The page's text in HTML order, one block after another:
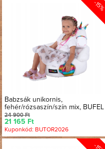
-15%
Babzsák unikornis,
fehér/rózsaszín/szín mix, BUFEL
24 900 Ft
21 165 Ft
Kuponkód: BUTOR2026